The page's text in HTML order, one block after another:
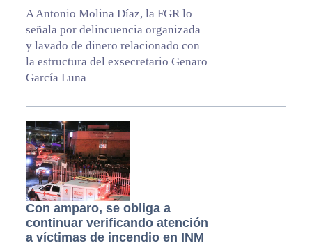
A Antonio Molina Díaz, la FGR lo
señala por delincuencia organizada
y lavado de dinero relacionado con
la estructura del exsecretario Genaro
García Luna
Con amparo, se obliga a
continuar verificando atención
a víctimas de incendio en INM